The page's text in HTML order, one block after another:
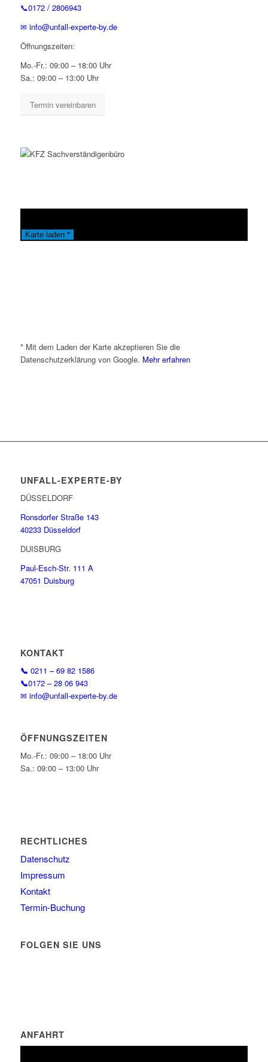
📞0172 / 2806943
✉ info@unfall-experte-by.de
Öffnungszeiten:
Mo.-Fr.: 09:00 – 18:00 Uhr
Sa.: 09:00 – 13:00 Uhr
Termin vereinbaren
Karte laden *
* Mit dem Laden der Karte akzeptieren Sie die
Datenschutzerklärung von Google. Mehr erfahren
UNFALL-EXPERTE-BY
DÜSSELDORF
Ronsdorfer Straße 143
40233 Düsseldorf
DUISBURG
Paul-Esch-Str. 111 A
47051 Duisburg
KONTAKT
📞 0211 – 69 82 1586
📞0172 – 28 06 943
✉ info@unfall-experte-by.de
ÖFFNUNGSZEITEN
Mo.-Fr.: 09:00 – 18:00 Uhr
Sa.: 09:00 – 13:00 Uhr
RECHTLICHES
Datenschutz
Impressum
Kontakt
Termin-Buchung
FOLGEN SIE UNS
ANFAHRT